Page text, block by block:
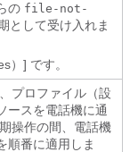
の file-not-
として受け入れま
）] です。
プロファイル（設
ースを電話機に通
操作の間、電話機
順番に適用しま